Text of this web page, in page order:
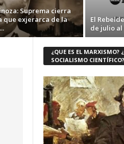
Suprema cierra
que exjerarca de la
El
de julio al
¿QUE ES EL MARXISMO?
SOCIALISMO CIENTÍFICO?